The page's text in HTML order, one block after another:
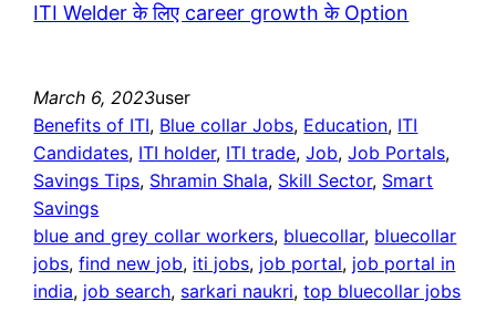
ITI Welder के लिए career growth के Option
March 6, 2023user
Benefits of ITI, Blue collar Jobs, Education, ITI
Candidates, ITI holder, ITI trade, Job, Job Portals
Savings Tips, Shramin Shala, Skill Sector, Smart
Savings
blue and grey collar workers, bluecollar, bluecollar
jobs, find new job, iti jobs, job portal, job portal in
india, job search, sarkari naukri, top bluecollar jobs